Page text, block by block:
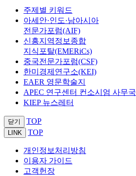
주제별 키워드
아세안·인도·남아시아
전문가포럼(AIF)
신흥지역정보종합
지식포탈(EMERiCs)
중국전문가포럼(CSF)
한미경제연구소(KEI)
EAER 영문학술지
APEC 연구센터 컨소시엄 사무국
KIEP 뉴스레터
닫기 TOP
LINK TOP
개인정보처리방침
이용자 가이드
고객헌장